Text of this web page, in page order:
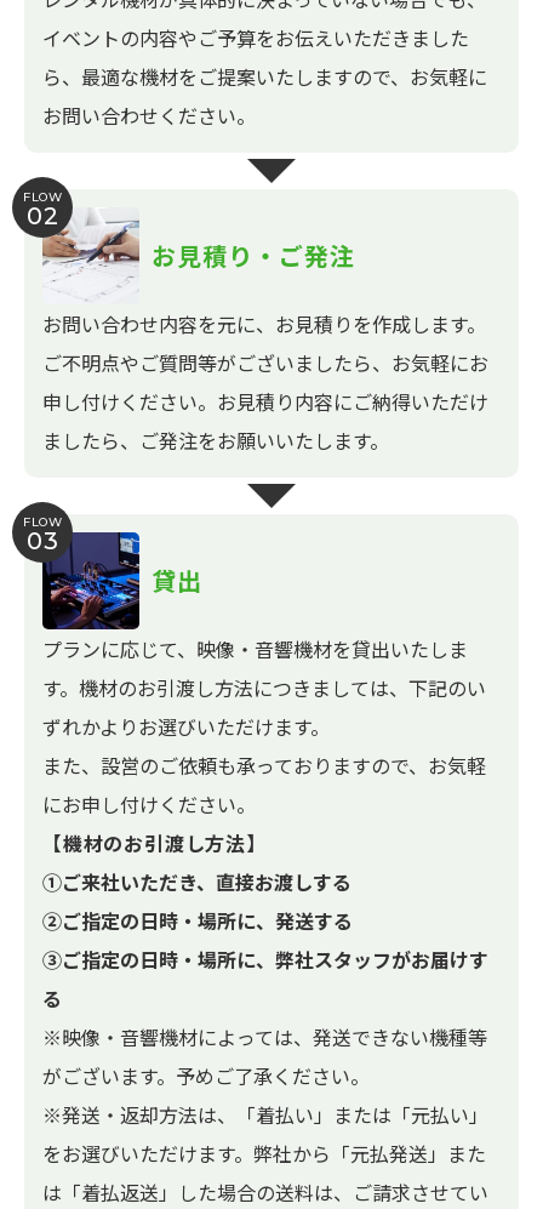
イベントの内容やご予算をお伝えいただきました
ら、最適な機材をご提案いたしますので、お気軽に
お問い合わせください。
FLOW
02
お見積り・ご発注
お問い合わせ内容を元に、お見積りを作成します。
ご不明点やご質問等がございましたら、お気軽にお
申し付けください。お見積り内容にご納得いただけ
ましたら、ご発注をお願いいたします。
FLOW
03
貸出
プランに応じて、映像・音響機材を貸出いたしま
す。機材のお引渡し方法につきましては、下記のい
ずれかよりお選びいただけます。
また、設営のご依頼も承っておりますので、お気軽
にお申し付けください。
【機材のお引渡し方法】
①ご来社いただき、直接お渡しする
②ご指定の日時・場所に、発送する
③ご指定の日時・場所に、弊社スタッフがお届けす
る
※映像・音響機材によっては、発送できない機種等
がございます。予めご了承ください。
※発送・返却方法は、「着払い」または「元払い」
をお選びいただけます。弊社から「元払発送」また
は「着払返送」した場合の送料は、ご請求させてい